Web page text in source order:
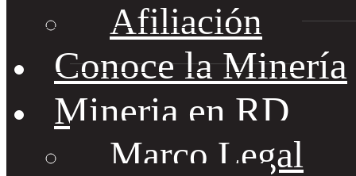
Afiliación
Conoce la Minería
Mineria en RD
Marco Legal